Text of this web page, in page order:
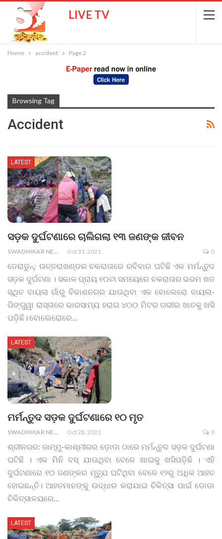
LIVE TV
Home accident Page 2
Browsing Tag
Accident
LATEST
ସଡ଼କ ଦୁର୍ଘଟଣାରେ ଚାଲିଗଲା ୧୩ ଜଣଙ୍କ ଜୀବନ
SWADHIKAR NEWS Oct 31, 2021 0
ଡେରାଡୁନ୍: ଉତ୍ତରାଖଣ୍ଡର ଚକରାତାରେ ରବିବାର ଘଟିଛି ଏକ ମର୍ମନ୍ତୁଦ
ସଡ଼କ ଦୁର୍ଘଟଣା । ସକାଳ ପ୍ରାୟ ୧୦ଟା ସମୟେରେ ଚକରାତାର ଭରମ ଖତ
ସ୍ଥିତ ବାୟଲା ଗାଁରୁ ବିକାଶନଗର ଯାଉଥିବା ଏକ ବୋଲେରୋ ବାୟଲା-
ପିଙ୍ଗୁୱା ରାସ୍ତାରେ ଭାରସାମ୍ୟ ହରାଇ ୪୦୦ ମିଟର ଗଭୀର ଖାତକୁ ଖସି
ପଡ଼ିଛି। ବୋଲେରୋରେ…
LATEST
ମର୍ମନ୍ତୁଦ ସଡ଼କ ଦୁର୍ଘଟଣାରେ ୧୦ ମୃତ
SWADHIKAR NEWS Oct 28, 2021 0
ଶ୍ରୀନଗର: ଜାମ୍ମୁ-କାଶ୍ମୀରର ଡ଼ୋଡା ଠାରେ ମର୍ମନ୍ତୁଦ ସଡ଼କ ଦୁର୍ଘଟଣା
ଘଟିଛି । ଏକ ମିନି ବସ୍ ଯାଉଥିବା ବେଳେ ଖାଇକୁ ଖସିପଡ଼ିଛି । ଏହି
ଦୁର୍ଘଟଣାରେ ୧୦ ଜଣଙ୍କର ମୃତ୍ଯୁ ଘଟିଥିବା ବେଳେ ୧୨ରୁ ଅଧିକ ଆହତ
ହୋଇଛନ୍ତି। ଆହତମାନଙ୍କୁ ଉଦ୍ଧାର କରାଯାଇ ଚିକିତ୍ସା ପାଇଁ ଡୋଡା
ଚିକିତ୍ସାଳୟରେ
LATEST